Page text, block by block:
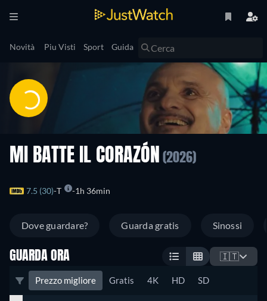
Novità Piu Visti Sport Guida
MI BATTE IL CORAZÓN (2026)
7.5 (30) T 1h 36min
Dove guardare? Guarda gratis Sinossi
GUARDA ORA 🇮🇹
Prezzo migliore Gratis 4K HD SD